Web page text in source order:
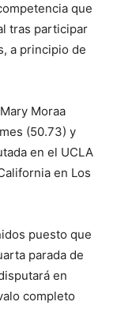
que
tras participar
a principio de
Moraa
(50.73) y
en el UCLA
en Los
puesto que
parada de
en
completo